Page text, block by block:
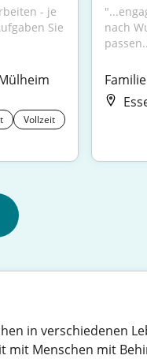
- je
Sie
Vollzeit
nach
in verschiedenen
Menschen mit